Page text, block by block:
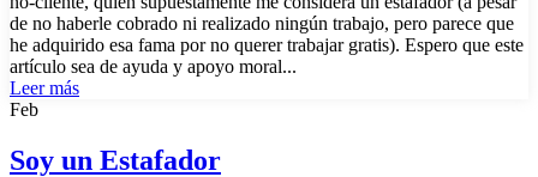
de no haberle cobrado ni realizado ningún trabajo, pero parece que
he adquirido esa fama por no querer trabajar gratis). Espero que este
artículo sea de ayuda y apoyo moral...
Leer más
Feb
Soy un Estafador